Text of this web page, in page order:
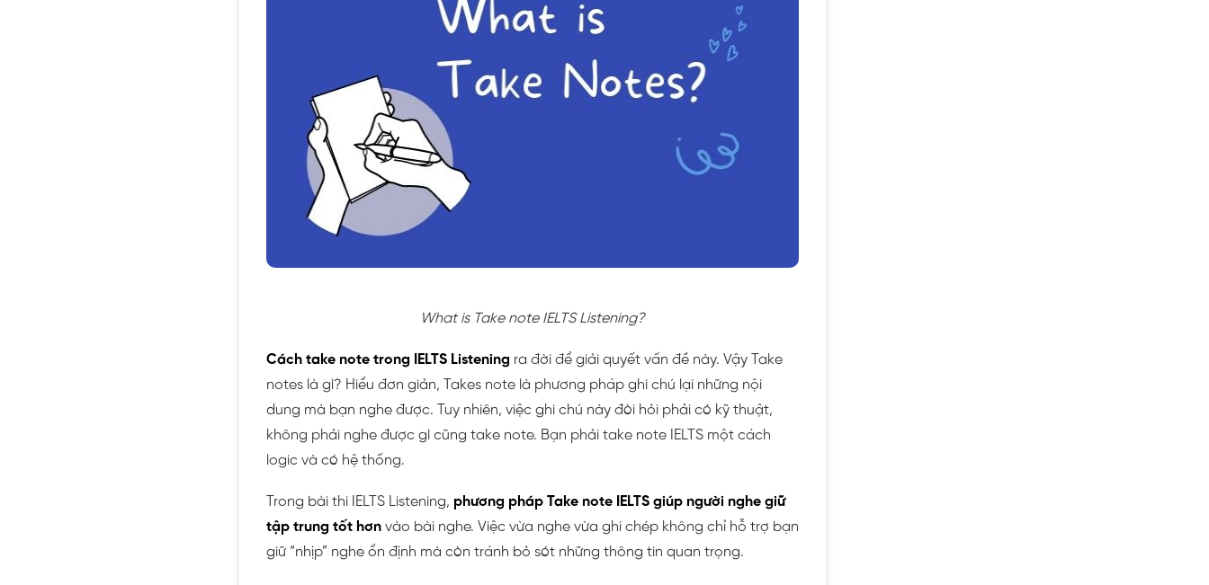
What is Take note IELTS Listening?
Cách take note trong IELTS Listening ra đời để giải quyết vấn đề này. Vậy Take
notes là gì? Hiểu đơn giản, Takes note là phương pháp ghi chú lại những nội
dung mà bạn nghe được. Tuy nhiên, việc ghi chú này đòi hỏi phải có kỹ thuật,
không phải nghe được gì cũng take note. Bạn phải take note IELTS một cách
logic và có hệ thống.
Trong bài thi IELTS Listening, phương pháp Take note IELTS giúp người nghe giữ
tập trung tốt hơn vào bài nghe. Việc vừa nghe vừa ghi chép không chỉ hỗ trợ bạn
giữ “nhịp” nghe ổn định mà còn tránh bỏ sót những thông tin quan trọng.